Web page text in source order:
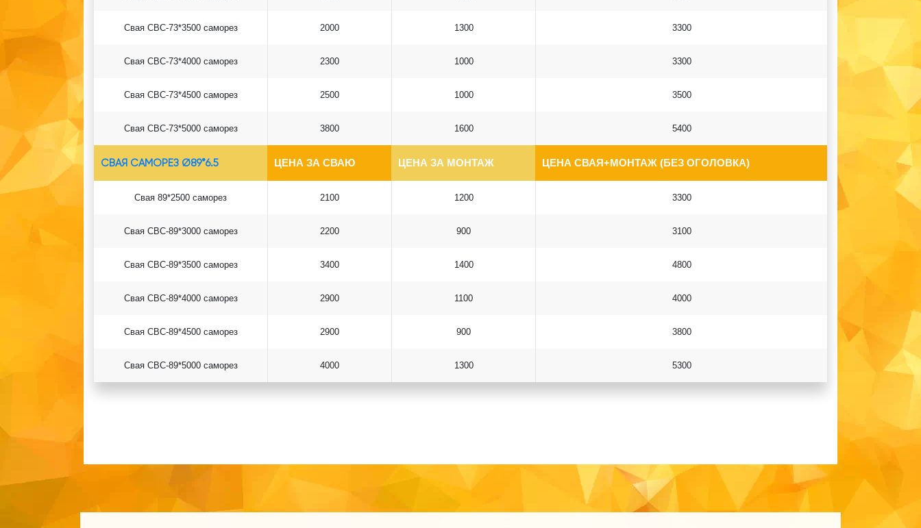
Свая СВС-73*3500 саморез 2000 1300 3300
Свая СВС-73*4000 саморез 2300 1000 3300
Свая СВС-73*4500 саморез 2500 1000 3500
Свая СВС-73*5000 саморез 3800 1600 5400
СВАЯ САМОРЕЗ Ø89*6.5 ЦЕНА ЗА СВАЮ ЦЕНА ЗА МОНТАЖ ЦЕНА СВАЯ+МОНТАЖ (БЕЗ ОГОЛОВКА)
Свая 89*2500 саморез 2100 1200 3300
Свая СВС-89*3000 саморез 2200 900 3100
Свая СВС-89*3500 саморез 3400 1400 4800
Свая СВС-89*4000 саморез 2900 1100 4000
Свая СВС-89*4500 саморез 2900 900 3800
Свая СВС-89*5000 саморез 4000 1300 5300